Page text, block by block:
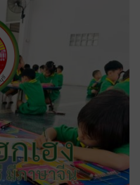
กเฮง
มีภาษาจีน